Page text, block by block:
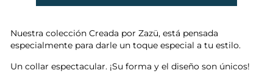
Nuestra colección Creada por Zazü, está pensada
especialmente para darle un toque especial a tu estilo.
Un collar espectacular. ¡Su forma y el diseño son únicos!